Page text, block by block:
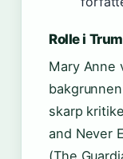
Rolle i
Mary Anne
skarp
and Never
(The